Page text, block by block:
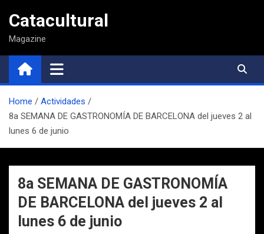
contenido
Catacultural
Magazine
Home
Actividades
8a SEMANA DE GASTRONOMÍA DE BARCELONA del jueves 2 al
lunes 6 de junio
8a SEMANA DE GASTRONOMÍA
DE BARCELONA del jueves 2 al
lunes 6 de junio